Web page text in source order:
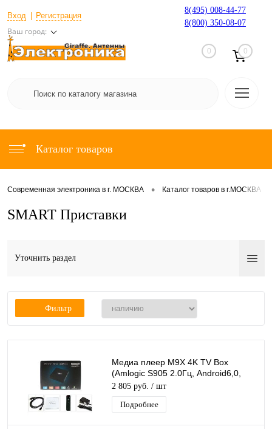
Вход Регистрация
Ваш город:
8(495) 008-44-77
8(800) 350-08-07
0 0
Каталог товаров
Современная электроника в г. МОСКВА • Каталог товаров в г.МОСКВА
SMART Приставки
Уточнить раздел
Фильтр
Медиа плеер M9X 4K TV Box
(Amlogic S905 2.0Гц, Android6,0,
2Гб, Flash 8ГБ, Wi-Fi) /20
2 805 руб. / шт
Подробнее